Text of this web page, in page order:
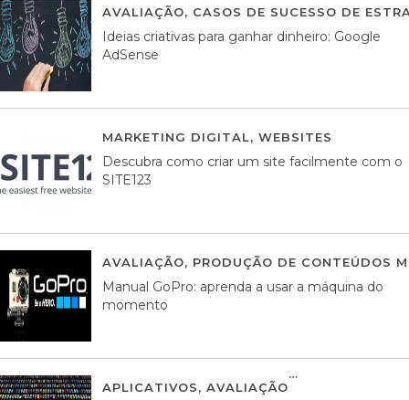
AVALIAÇÃO, CASOS DE SUCESSO DE
Ideias criativas para ganhar dinheiro: Google
AdSense
MARKETING DIGITAL, WEBSITES
Descubra como criar um site facilmente com o
SITE123
AVALIAÇÃO, PRODUÇÃO DE CONTEÚDOS
Manual GoPro: aprenda a usar a máquina do
momento
APLICATIVOS, AVALIAÇÃO